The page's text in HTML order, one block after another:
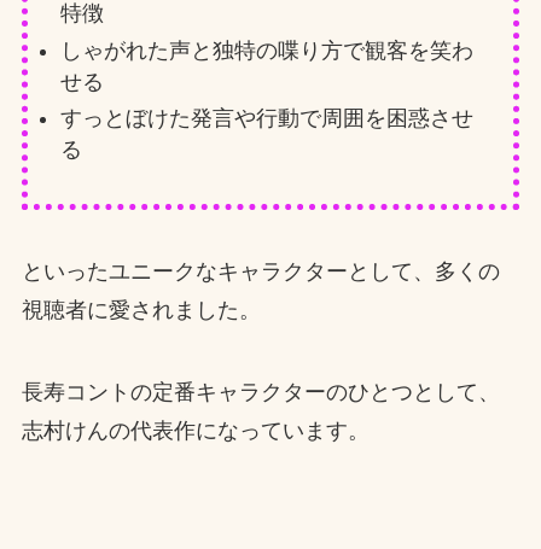
特徴
しゃがれた声と独特の喋り方で観客を笑わ
せる
すっとぼけた発言や行動で周囲を困惑させ
る
といったユニークなキャラクターとして、多くの
視聴者に愛されました。
長寿コントの定番キャラクターのひとつとして、
志村けんの代表作になっています。